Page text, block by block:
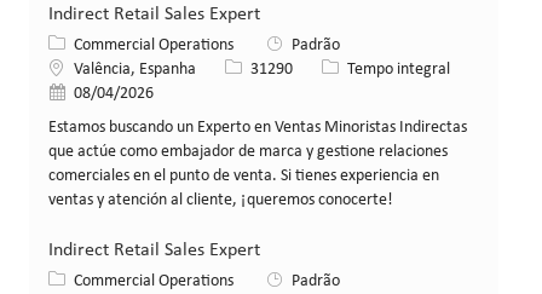
Indirect Retail Sales Expert
Categoria
Commercial Operations
Padrão
LocalValência, Espanha ID da vaga
31290 Tipo de cargo
Tempo integral
Data de publicação
08/04/2026
Estamos buscando un Experto en Ventas Minoristas Indirectas
que actúe como embajador de marca y gestione relaciones
comerciales en el punto de venta. Si tienes experiencia en
ventas y atención al cliente, ¡queremos conocerte!
Indirect Retail Sales Expert
Categoria
Commercial Operations
Padrão